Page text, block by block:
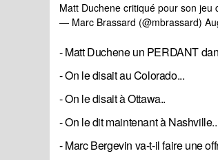
Matt Duchene critiqué pour son jeu
— Marc Brassard (@mbrassard)
- Matt Duchene un PERDANT
- On le disait au Colorado...
- On le disait à Ottawa..
- On le dit maintenant à
- Marc Bergevin va-t-il faire une